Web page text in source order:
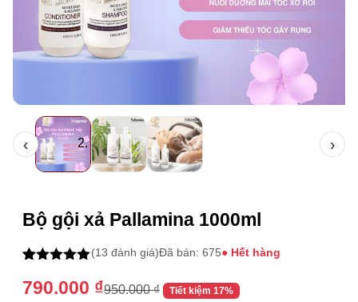
‹ ›
Thông tin mua hàng
Bộ gội xả Pallamina 1000ml
dựa trên
đánh giá
(13 đánh giá)Đã bán: 675● Hết hàng
790.000 ₫950.000₫ Tiết kiệm 17%